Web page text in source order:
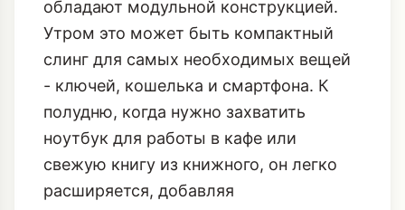
рюкзаки - не исключение.
От Минимума к Максимуму
Современные рюкзаки-трансформеры
обладают модульной конструкцией.
Утром это может быть компактный
слинг для самых необходимых вещей
- ключей, кошелька и смартфона. К
полудню, когда нужно захватить